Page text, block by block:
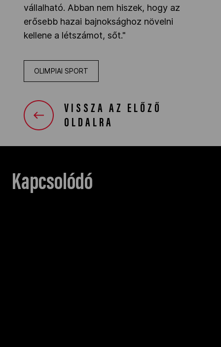
vállalható. Abban nem hiszek, hogy az
erősebb hazai bajnoksághoz növelni
kellene a létszámot, sőt."
OLIMPIAI SPORT
VISSZA AZ ELŐZŐ
OLDALRA
Kapcsolódó